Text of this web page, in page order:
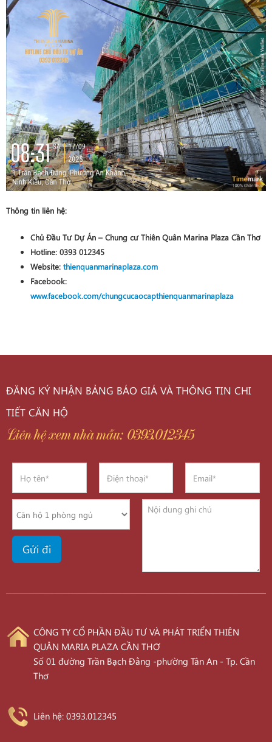
Thông tin liên hệ:
Chủ Đầu Tư Dự Án – Chung cư Thiên Quân Marina Plaza Cần Thơ
Hotline: 0393 012345
Website: thienquanmarinaplaza.com
Facebook:
www.facebook.com/chungcucaocapthienquanmarinaplaza
ĐĂNG KÝ NHẬN BẢNG BÁO GIÁ VÀ THÔNG TIN CHI
TIẾT CĂN HỘ
Liên hệ xem nhà mẫu: 0393.012345
CÔNG TY CỔ PHẦN ĐẦU TƯ VÀ PHÁT TRIỂN THIÊN
QUÂN MARIA PLAZA CẦN THƠ
Số 01 đường Trần Bạch Đằng -phường Tân An - Tp. Cần
Thơ
Liên hệ: 0393.012345